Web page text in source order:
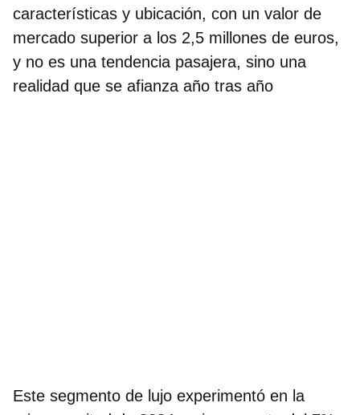
características y ubicación, con un valor de
mercado superior a los 2,5 millones de euros,
y no es una tendencia pasajera, sino una
realidad que se afianza año tras año
Este segmento de lujo experimentó en la